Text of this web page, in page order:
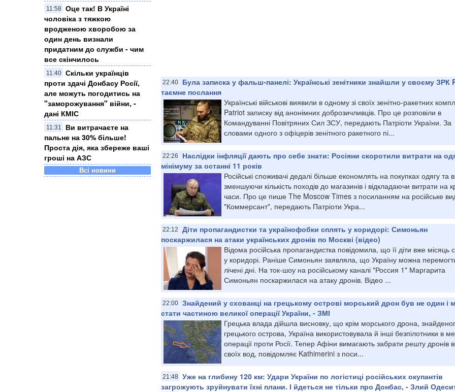
11:58
Оце так! В Україні
чоловіка з тяжкою
вродженою хворобою за
один день визнали
придатним до служби - чим
все скінчилось
11:40
Скільки українців
проти здачі Донбасу Росії,
але можуть погодитись на
"заморожування" війни, -
дані КМІС
11:31
Ви витрачаєте на
пальне на 30% більше!
Проста дія, яка збереже ваші
гроші на АЗС
Всі новини
22:40
Була записка у фальш-панелі: Українські зенітники знайшли у своєму ЗРК
таємне послання
Українські військові виявили в одному зі своїх зенітно-ракетних
Patriot записку від анонімних доброзичливців. Про це розповіли в
Командуванні Повітряних Сил ЗСУ, передають Патріоти України. За
словами одного з офіцерів зенітного ракетного пі...
22:26
Наслідки інфляції дають про себе знати: Росіяни скоротили витрати на
мінімуму за останні 11 років
Російські споживачі дедалі більше економлять на покупках одягу та
зменшуючи кількість походів до магазинів і відкладаючи витрати на
часи. Про це пише The Moscow Times з посиланням на російське
"Коммерсант", передають Патріоти Укра...
22:12
Діти пропагандистки та українофобки сплять у коридорі: Симоньян
поскаржилася на атаки українських дронів по Москві (відео)
Відома російська пропагандистка повідомила, що її діти вже місяць
у коридорі. Раніше Симоньян заявляла, що Україну можна
лічені дні. На ток-шоу на російському каналі "Россия 1" Маргарита
Симоньян поскаржилася на атаку дронів. Відео ...
22:00 Знайдений у схованці на грецькому острові морський дрон був не один і
стати частиною великої операції України, - ЗМІ
Грецька влада дійшла висновку, що крім морського дрона,
грецького острова, Україна використовувала й інші безпілотники в
операції проти Росії. Тепер Афіни вимагають забрати решту дронів
своїх вод, повідомляє Kathimerini з поси...
21:48 Уже на глибину 120 км: Удари України по логістиці російських окупантів
загрожують зруйнувати їхні плани. І йдеться не тільки про Донбас, - Злий